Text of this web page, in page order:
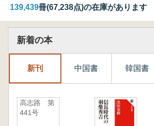
139,439冊(67,238点)の在庫があります
新着の本
新刊 中国書 韓国書
高志路 第
441号